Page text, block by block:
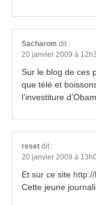
Sacharom dit :
20 janvier 2009 à
Sur le blog de ces
que télé et
l’investiture
reset dit :
20 janvier 2009 à
Et sur ce site
Cette jeune